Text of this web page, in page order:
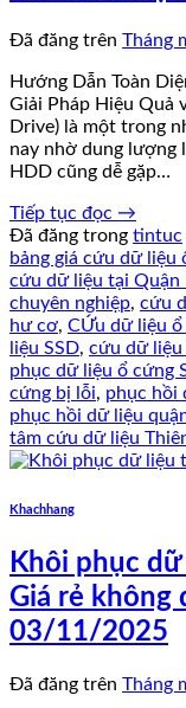
Đã đăng trên Tháng
Hướng Dẫn Toàn
Giải Pháp Hiệu Quả
Drive) là một trong
nay nhờ dung lượng
HDD cũng dễ gặp…
Tiếp tục đọc →
Đã đăng trong tintuc
bảng giá cứu dữ liệu
cứu dữ liệu tại Quận
chuyên nghiệp, cứu
hư cơ, CỨu dữ liệu ổ
liệu SSD, cứu dữ
phục dữ liệu ổ cứng
cứng bị lỗi, phục hồi
phục hồi dữ liệu
tâm cứu dữ liệu
Khachhang
Khôi phục
Giá rẻ không
03/11/2025
Đã đăng trên Tháng